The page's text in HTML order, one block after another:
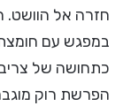
חזרה אל הוושט.
במפגש עם חומצת
כתחושה של
הפרשת רוק